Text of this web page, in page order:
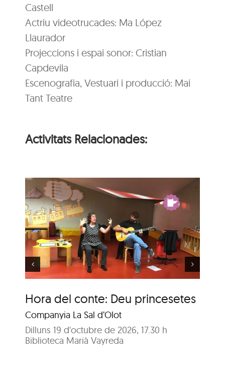
Castell
Actriu videotrucades: Ma López
Llaurador
Projeccions i espai sonor: Cristian
Capdevila
Escenografia, Vestuari i producció: Mai
Tant Teatre
Activitats Relacionades:
Hora del conte: Deu princesetes
Companyia La Sal d’Olot
Dilluns 19 d'octubre de 2026, 17.30 h
Biblioteca Marià Vayreda
Hora del conte per a
nadons: La festa
d’aniversari